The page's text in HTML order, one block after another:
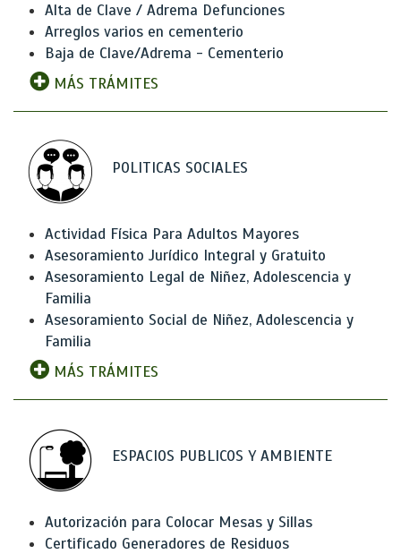
Alta de Clave / Adrema Defunciones
Arreglos varios en cementerio
Baja de Clave/Adrema - Cementerio
MÁS TRÁMITES
POLITICAS SOCIALES
Actividad Física Para Adultos Mayores
Asesoramiento Jurídico Integral y Gratuito
Asesoramiento Legal de Niñez, Adolescencia y
Familia
Asesoramiento Social de Niñez, Adolescencia y
Familia
MÁS TRÁMITES
ESPACIOS PUBLICOS Y AMBIENTE
Autorización para Colocar Mesas y Sillas
Certificado Generadores de Residuos